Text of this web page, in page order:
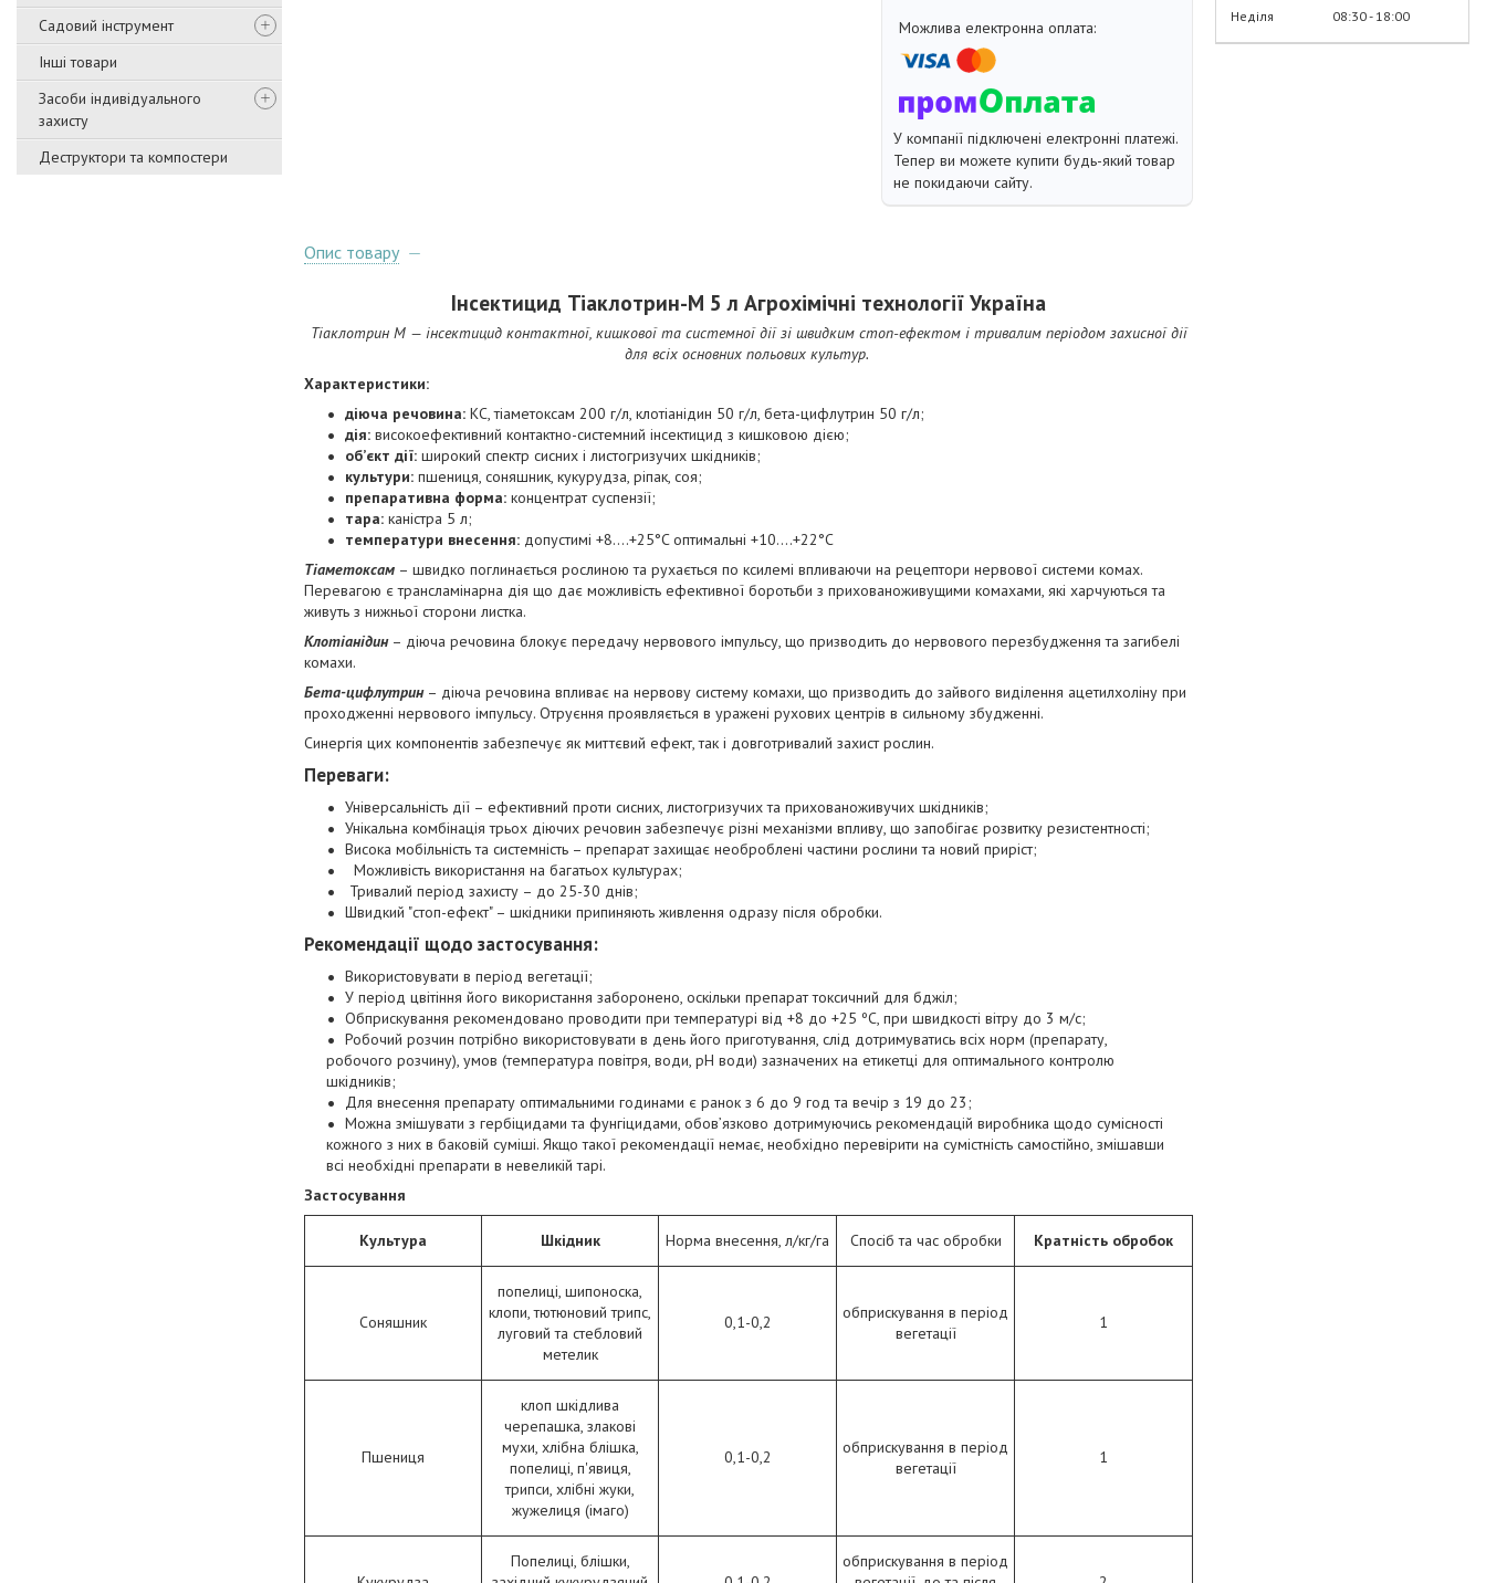
Садовий інструмент
Інші товари
Засоби індивідуального
захисту
Деструктори та компостери
У компанії підключені електронні платежі.
Тепер ви можете купити будь-який товар
не покидаючи сайту.
Опис товару
Інсектицид Тіаклотрин-М 5 л Агрохімічні технології Україна
Тіаклотрин М — інсектицид контактної, кишкової та системної дії зі швидким стоп-ефектом і тривалим періодом захисної дії
для всіх основних польових культур.
Характеристики:
діюча речовина: КС, тіаметоксам 200 г/л, клотіанідин 50 г/л, бета-цифлутрин 50 г/л;
дія: високоефективний контактно-системний інсектицид з кишковою дією;
об’єкт дії: широкий спектр сисних і листогризучих шкідників;
культури: пшениця, соняшник, кукурудза, ріпак, соя;
препаративна форма: концентрат суспензії;
тара: каністра 5 л;
температури внесення: допустимі +8....+25°C оптимальні +10....+22°C
Тіаметоксам – швидко поглинається рослиною та рухається по ксилемі впливаючи на рецептори нервової системи комах.
Перевагою є трансламінарна дія що дає можливість ефективної боротьби з прихованоживущими комахами, які харчуються та
живуть з нижньої сторони листка.
Клотіанідин– діюча речовина блокує передачу нервового імпульсу, що призводить до нервового перезбудження та загибелі
комахи.
Бета-цифлутрин– діюча речовина впливає на нервову систему комахи, що призводить до зайвого виділення ацетилхоліну при
проходженні нервового імпульсу. Отруєння проявляється в уражені рухових центрів в сильному збудженні.
Синергія цих компонентів забезпечує як миттєвий ефект, так і довготривалий захист рослин.
Переваги:
Універсальність дії – ефективний проти сисних, листогризучих та прихованоживучих шкідників;
Унікальна комбінація трьох діючих речовин забезпечує різні механізми впливу, що запобігає розвитку резистентності;
Висока мобільність та системність – препарат захищає необроблені частини рослини та новий приріст;
Можливість використання на багатьох культурах;
Тривалий період захисту – до 25-30 днів;
Швидкий "стоп-ефект" – шкідники припиняють живлення одразу після обробки.
Рекомендації щодо застосування:
Використовувати в період вегетації;
У період цвітіння його використання заборонено, оскільки препарат токсичний для бджіл;
Обприскування рекомендовано проводити при температурі від +8 до +25 ºС, при швидкості вітру до 3 м/с;
Робочий розчин потрібно використовувати в день його приготування, слід дотримуватись всіх норм (препарату,
робочого розчину), умов (температура повітря, води, рН води) зазначених на етикетці для оптимального контролю
шкідників;
Для внесення препарату оптимальними годинами є ранок з 6 до 9 год та вечір з 19 до 23;
Можна змішувати з гербіцидами та фунгіцидами, обов’язково дотримуючись рекомендацій виробника щодо сумісності
кожного з них в баковій суміші. Якщо такої рекомендації немає, необхідно перевірити на сумістність самостійно, змішавши
всі необхідні препарати в невеликій тарі.
Застосування
Культура Шкідник Норма внесення, л/кг/га Спосіб та час обробки Кратність обробок
Соняшник
попелиці, шипоноска,
клопи, тютюновий трипс,
луговий та стебловий
метелик
0,1-0,2
обприскування в період
вегетації
1
Пшениця
клоп шкідлива
черепашка, злакові
мухи, хлібна блішка,
попелиці, п'явиця,
трипси, хлібні жуки,
жужелиця (імаго)
0,1-0,2
обприскування в період
вегетації
1
Попелиці, блішки,
обприскування в період
Неділя
08:30 18:00